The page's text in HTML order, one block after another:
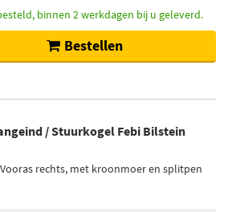
binnen 2 werkdagen bij u geleverd.
Bestellen
/ Stuurkogel Febi Bilstein
Vooras rechts, met kroonmoer en splitpen